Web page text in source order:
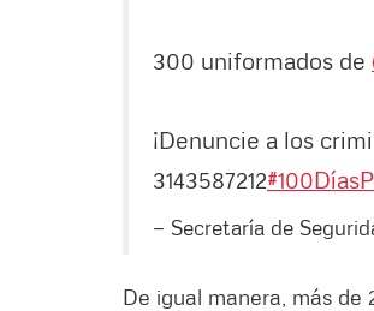
300 uniformados de
¡Denuncie a los
3143587212
— Secretaría de
De igual manera, más de